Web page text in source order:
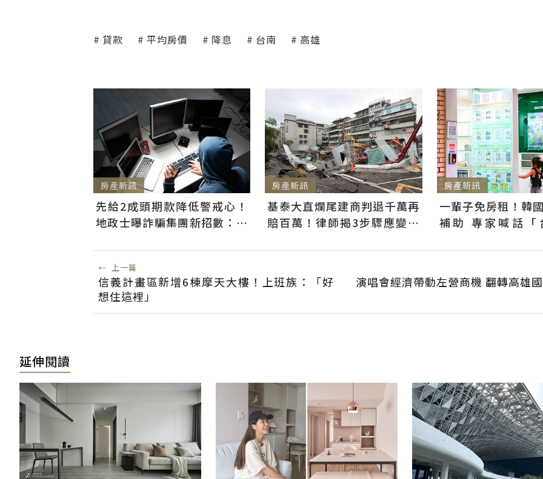
貸款 平均房價 降息 台南 高雄
房產新訊
先給2成頭期款降低警戒心！
地政士曝詐騙集團新招數：偷
房產新訊
基泰大直爛尾建商判退千萬再
賠百萬！律師揭3步驟應變：
房產新訊
一輩子免房租！韓
補助 專家喊話「
← 上一篇
信義計畫區新增6棟摩天大樓！上班族：「好
想住這裡」
演唱會經濟帶動左營商機 翻轉高雄
延伸閱讀